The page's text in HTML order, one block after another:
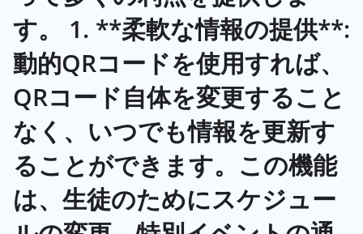
す。 1. **柔軟な情報の提供**:
動的QRコードを使用すれば、
QRコード自体を変更すること
なく、いつでも情報を更新す
ることができます。この機能
は、生徒のためにスケジュー